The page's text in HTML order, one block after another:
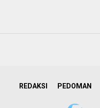
REDAKSI PEDOMAN